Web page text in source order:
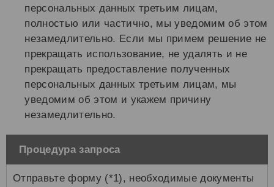
персональных данных третьим лицам,
полностью или частично, мы уведомим об этом
незамедлительно. Если мы примем решение не
прекращать использование, не удалять и не
прекращать предоставление полученных
персональных данных третьим лицам, мы
уведомим об этом и укажем причину
незамедлительно.
Процедура запроса
Отправьте форму (*1), необходимые документы